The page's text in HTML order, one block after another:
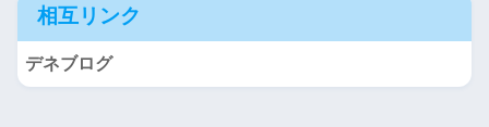
相互リンク
デネブログ